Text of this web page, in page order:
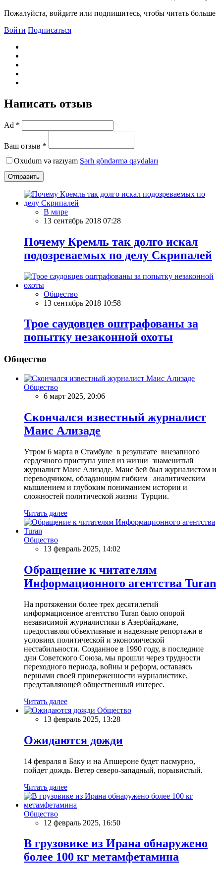
Пожалуйста, войдите или подпишитесь, чтобы читать больше
Войти Подписаться
Написать отзыв
Ad *
Ваш отзыв *
Oxudum və razıyam Şərh göndərmə qaydaları
Отправить
В мире
13 сентябрь 2018 07:28
Почему Кремль так долго искал
подозреваемых по делу Скрипалей
Общество
13 сентябрь 2018 10:58
Трое саудовцев оштрафованы за
попытку незаконной охоты
Общество
Общество
6 март 2025, 20:06
Скончался известный журналист
Маис Ализаде
Утром 6 марта в Стамбуле в результате внезапного
сердечного приступа ушел из жизни знаменитый
журналист Маис Ализаде. Маис бей был журналистом и
переводчиком, обладающим гибким аналитическим
мышлением и глубоким пониманием истории и
сложностей политической жизни Турции.
Читать далее
Общество
13 февраль 2025, 14:02
Обращение к читателям
Информационного агентства Turan
На протяжении более трех десятилетий
информационное агентство Turan было опорой
независимой журналистики в Азербайджане,
предоставляя объективные и надежные репортажи в
условиях политической и экономической
нестабильности. Созданное в 1990 году, в последние
дни Советского Союза, мы прошли через трудности
переходного периода, войны и реформ, оставаясь
верными своей приверженности журналистике,
представляющей общественный интерес.
Читать далее
Общество
13 февраль 2025, 13:28
Ожидаются дожди
14 февраля в Баку и на Апшероне будет пасмурно,
пойдет дождь. Ветер северо-западный, порывистый.
Читать далее
Общество
12 февраль 2025, 16:50
В грузовике из Ирана обнаружено
более 100 кг метамфетамина